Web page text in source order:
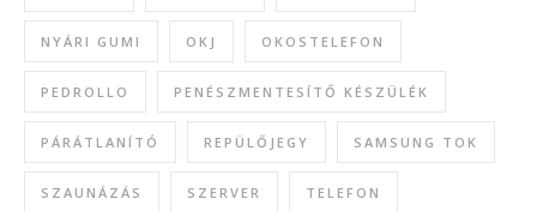
NYÁRI GUMI OKJ OKOSTELEFON
PEDROLLO PENÉSZMENTESÍTŐ KÉSZÜLÉK
PÁRÁTLANÍTÓ REPÜLŐJEGY SAMSUNG TOK
SZAUNÁZÁS SZERVER TELEFON